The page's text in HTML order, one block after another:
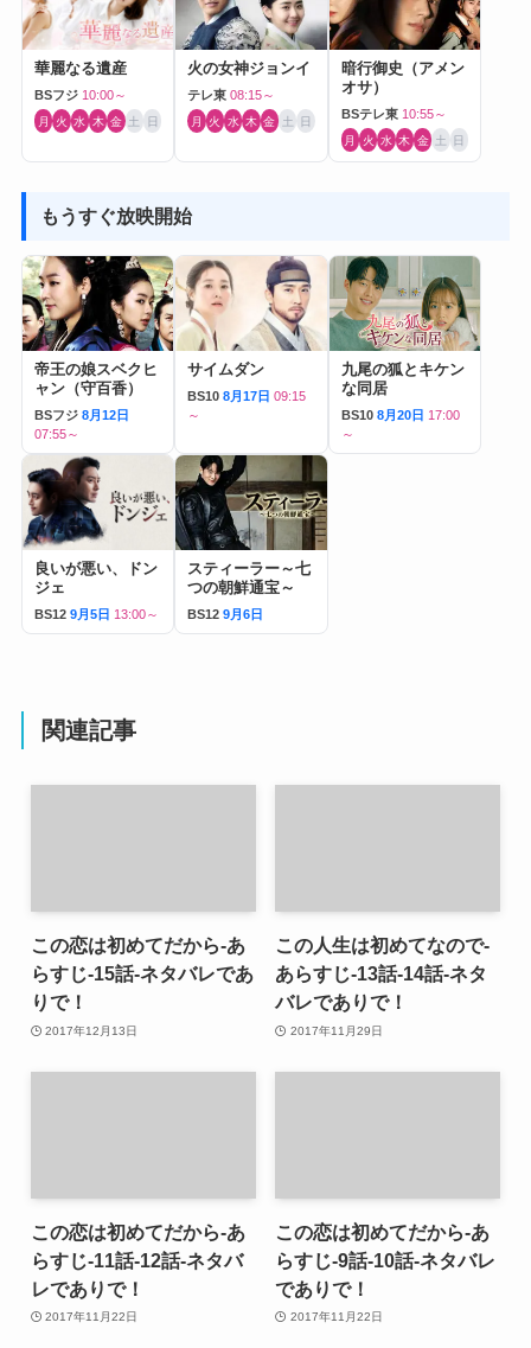
華麗なる遺産
BSフジ 10:00～
月 火 水 木 金 土 日
火の女神ジョンイ
テレ東 08:15～
月 火 水 木 金 土 日
暗行御史（アメン
オサ）
BSテレ東 10:55～
月 火 水 木 金 土 日
もうすぐ放映開始
帝王の娘スベクヒ
ャン（守百香）
BSフジ 8月12日
07:55～
サイムダン
BS10 8月17日 09:15
～
九尾の狐とキケン
な同居
BS10 8月20日 17:00
～
良いが悪い、ドン
ジェ
BS12 9月5日 13:00～
スティーラー～七
つの朝鮮通宝～
BS12 9月6日
関連記事
この恋は初めてだから-あ
らすじ-15話-ネタバレであ
りで！
2017年12月13日
この人生は初めてなので-
あらすじ-13話-14話-ネタ
バレでありで！
2017年11月29日
この恋は初めてだから-あ
らすじ-11話-12話-ネタバ
レでありで！
2017年11月22日
この恋は初めてだから-あ
らすじ-9話-10話-ネタバレ
でありで！
2017年11月22日